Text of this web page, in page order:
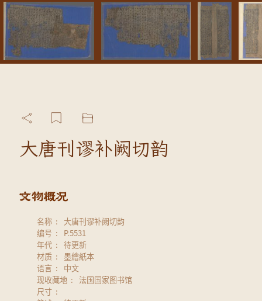
大唐刊谬补阙切韵
名称
大唐刊谬补阙切韵
编号
P.5531
年代
待更新
材质
墨繪紙本
语言
中文
现收藏地
法国国家图书馆
尺寸